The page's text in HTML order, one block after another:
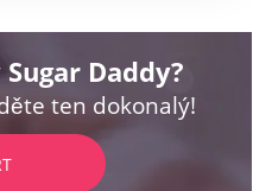
Daddy?
ten dokonalý!